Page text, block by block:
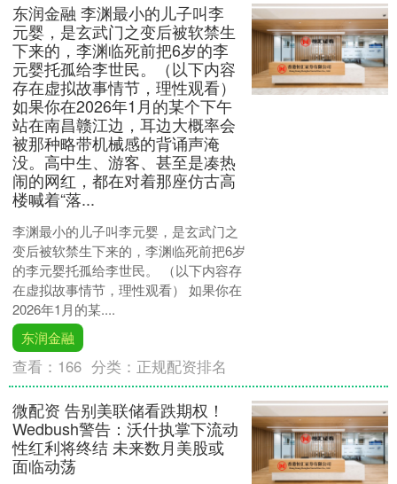
东润金融 李渊最小的儿子叫李
元婴，是玄武门之变后被软禁生
下来的，李渊临死前把6岁的李
元婴托孤给李世民。（以下内容
存在虚拟故事情节，理性观看）
如果你在2026年1月的某个下午
站在南昌赣江边，耳边大概率会
被那种略带机械感的背诵声淹
没。高中生、游客、甚至是凑热
闹的网红，都在对着那座仿古高
楼喊着“落...
李渊最小的儿子叫李元婴，是玄武门之
变后被软禁生下来的，李渊临死前把6岁
的李元婴托孤给李世民。 （以下内容存
在虚拟故事情节，理性观看） 如果你在
2026年1月的某....
东润金融
查看： 166 分类： 正规配资排名
微配资 告别美联储看跌期权！
Wedbush警告：沃什执掌下流动
性红利将终结 未来数月美股或
面临动荡